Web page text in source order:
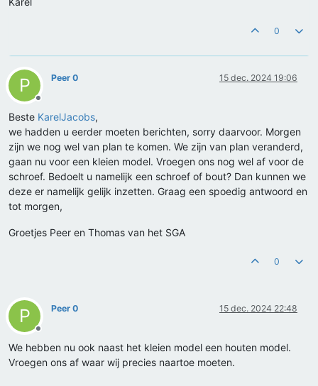
0
P
Offline
Peer 0 15 dec. 2024 19:06
Beste KarelJacobs,
we hadden u eerder moeten berichten, sorry daarvoor. Morgen
zijn we nog wel van plan te komen. We zijn van plan veranderd,
gaan nu voor een kleien model. Vroegen ons nog wel af voor de
schroef. Bedoelt u namelijk een schroef of bout? Dan kunnen we
deze er namelijk gelijk inzetten. Graag een spoedig antwoord en
tot morgen,
Groetjes Peer en Thomas van het SGA
0
P
Offline
Peer 0 15 dec. 2024 22:48
We hebben nu ook naast het kleien model een houten model.
Vroegen ons af waar wij precies naartoe moeten.